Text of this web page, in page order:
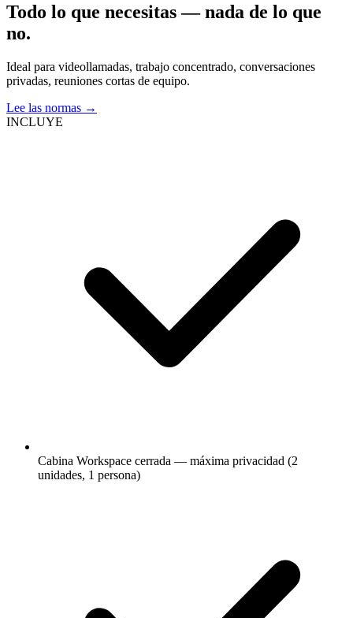
Todo lo que necesitas — nada de lo que
no.
Ideal para videollamadas, trabajo concentrado, conversaciones
privadas, reuniones cortas de equipo.
Lee las normas →
INCLUYE
Cabina Workspace cerrada — máxima privacidad (2
unidades, 1 persona)